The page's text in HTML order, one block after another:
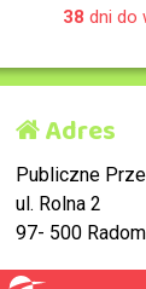
38 dni do
Adres
Publiczne
ul. Rolna 2
97- 500